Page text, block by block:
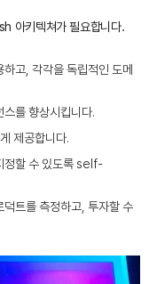
아키텍쳐가 필요합니다.
고, 각각을 독립적인 도메
를 향상시킵니다.
제공합니다.
정할 수 있도록 self-
트를 측정하고, 투자할 수